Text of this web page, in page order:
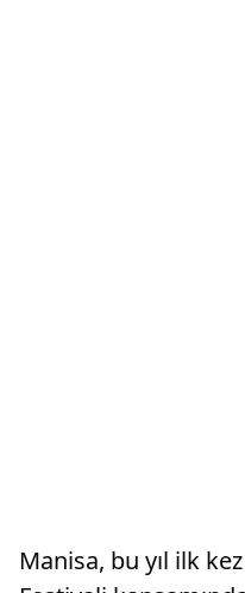
Manisa, bu yıl ilk